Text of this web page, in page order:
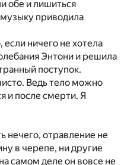
обе и лишиться
приводила
ничего не хотела
Энтони и решила
поступок.
Ведь тело можно
и после смерти. Я
нечего, отравление не
в черепе, ни другие
самом деле он вовсе не